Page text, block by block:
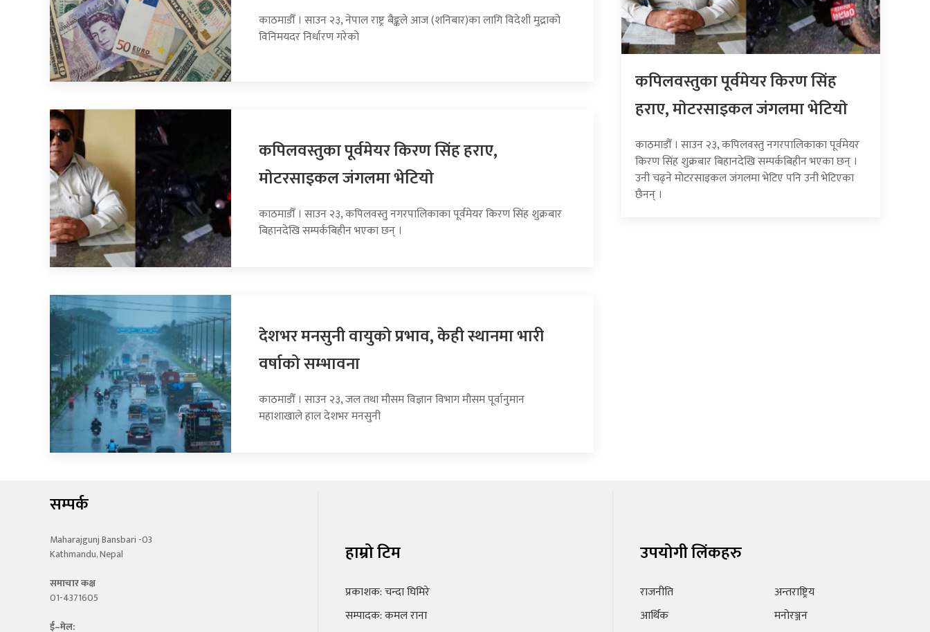
काठमाडौँ । साउन २३, नेपाल राष्ट्र बैङ्कले आज (शनिबार)का लागि विदेशी मुद्राको
विनिमयदर निर्धारण गरेको
कपिलवस्तुका पूर्वमेयर किरण सिंह हराए,
माेटरसाइकल जंगलमा भेटियाे
काठमाडौँ । साउन २३, कपिलवस्तु नगरपालिकाका पूर्वमेयर किरण सिंह शुक्रबार
बिहानदेखि सम्पर्कबिहीन भएका छन् ।
देशभर मनसुनी वायुको प्रभाव, केही स्थानमा भारी
वर्षाको सम्भावना
काठमाडौँ । साउन २३, जल तथा मौसम विज्ञान विभाग मौसम पूर्वानुमान
महाशाखाले हाल देशभर मनसुनी
कपिलवस्तुका पूर्वमेयर किरण सिंह
हराए, माेटरसाइकल जंगलमा भेटियाे
काठमाडौँ । साउन २३, कपिलवस्तु नगरपालिकाका पूर्वमेयर
किरण सिंह शुक्रबार बिहानदेखि सम्पर्कबिहीन भएका छन् ।
उनी चढ्ने मोटरसाइकल जंगलमा भेटिए पनि उनी भेटिएका
छैनन् ।
सम्पर्क
Maharajgunj Bansbari -03
Kathmandu, Nepal
समाचार कक्ष
01-4371605
ई–मेल:
हाम्रो टिम
प्रकाशक: चन्दा घिमिरे
सम्पादक: कमल राना
उपयोगी लिंकहरु
राजनीति
आर्थिक
अन्तराष्ट्रिय
मनोरञ्जन